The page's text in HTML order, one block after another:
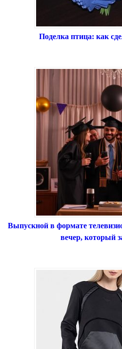
Поделка птица: как
Выпускной в формате
вечер, который